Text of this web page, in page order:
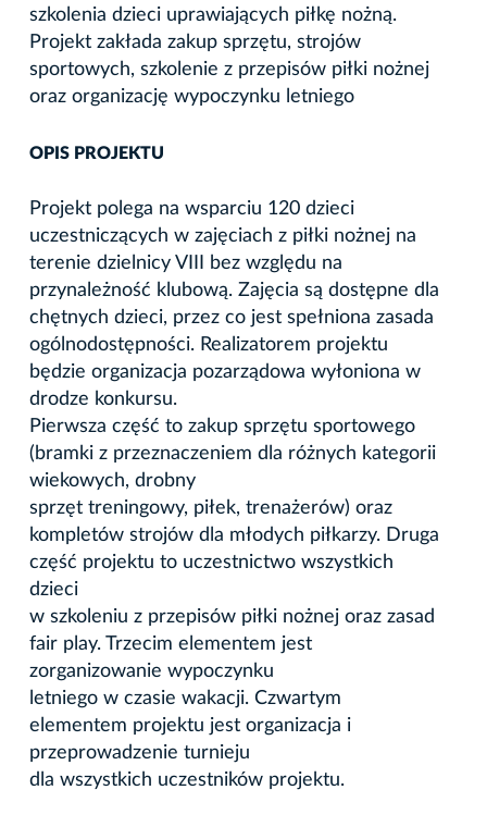
szkolenia dzieci uprawiających piłkę nożną.
Projekt zakłada zakup sprzętu, strojów
sportowych, szkolenie z przepisów piłki nożnej
oraz organizację wypoczynku letniego
OPIS PROJEKTU
Projekt polega na wsparciu 120 dzieci
uczestniczących w zajęciach z piłki nożnej na
terenie dzielnicy VIII bez względu na
przynależność klubową. Zajęcia są dostępne dla
chętnych dzieci, przez co jest spełniona zasada
ogólnodostępności. Realizatorem projektu
będzie organizacja pozarządowa wyłoniona w
drodze konkursu.
Pierwsza część to zakup sprzętu sportowego
(bramki z przeznaczeniem dla różnych kategorii
wiekowych, drobny
sprzęt treningowy, piłek, trenażerów) oraz
kompletów strojów dla młodych piłkarzy. Druga
część projektu to uczestnictwo wszystkich
dzieci
w szkoleniu z przepisów piłki nożnej oraz zasad
fair play. Trzecim elementem jest
zorganizowanie wypoczynku
letniego w czasie wakacji. Czwartym
elementem projektu jest organizacja i
przeprowadzenie turnieju
dla wszystkich uczestników projektu.